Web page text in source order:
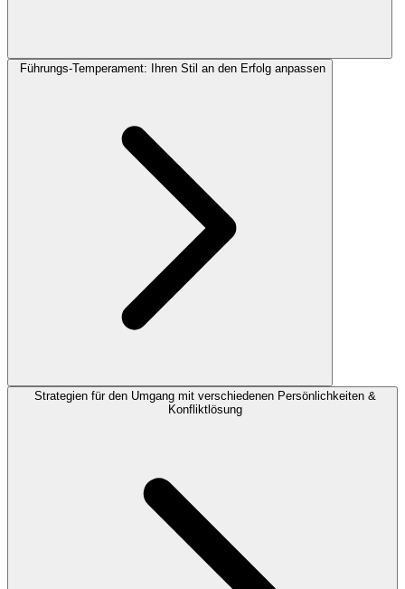
Führungs-Temperament: Ihren Stil an den Erfolg anpassen
Strategien für den Umgang mit verschiedenen Persönlichkeiten &
Konfliktlösung